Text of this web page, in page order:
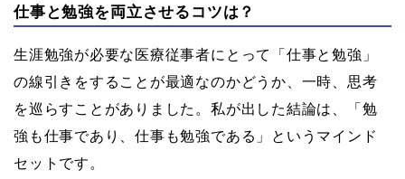
仕事と勉強を両立させるコツは？
生涯勉強が必要な医療従事者にとって「仕事と勉強」
の線引きをすることが最適なのかどうか、一時、思考
を巡らすことがありました。私が出した結論は、「勉
強も仕事であり、仕事も勉強である」というマインド
セットです。